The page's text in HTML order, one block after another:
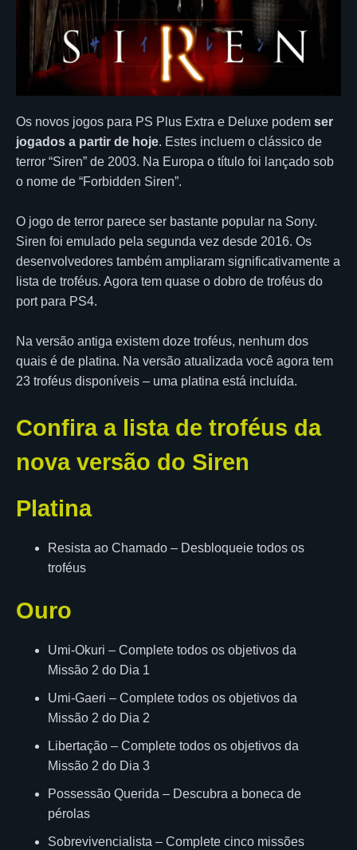
Os novos jogos para PS Plus Extra e Deluxe podem ser
jogados a partir de hoje. Estes incluem o clássico de
terror “Siren” de 2003. Na Europa o título foi lançado sob
o nome de “Forbidden Siren”.
O jogo de terror parece ser bastante popular na Sony.
Siren foi emulado pela segunda vez desde 2016. Os
desenvolvedores também ampliaram significativamente a
lista de troféus. Agora tem quase o dobro de troféus do
port para PS4.
Na versão antiga existem doze troféus, nenhum dos
quais é de platina. Na versão atualizada você agora tem
23 troféus disponíveis – uma platina está incluída.
Confira a lista de troféus da
nova versão do Siren
Platina
Resista ao Chamado – Desbloqueie todos os
troféus
Ouro
Umi-Okuri – Complete todos os objetivos da
Missão 2 do Dia 1
Umi-Gaeri – Complete todos os objetivos da
Missão 2 do Dia 2
Libertação – Complete todos os objetivos da
Missão 2 do Dia 3
Possessão Querida – Descubra a boneca de
pérolas
Sobrevivencialista – Complete cinco missões